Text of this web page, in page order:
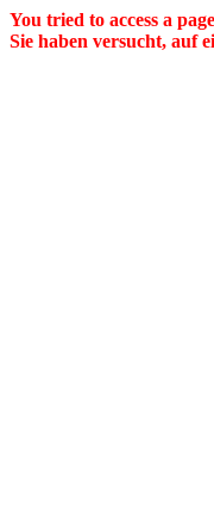
You tried to access a
Sie haben versucht, auf